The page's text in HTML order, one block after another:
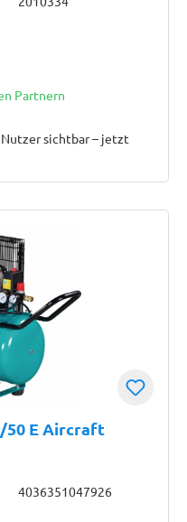
Partnern
sichtbar – jetzt
50 E Aircraft
4036351047926